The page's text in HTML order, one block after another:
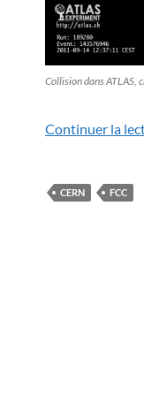
Collision dans ATLAS,
Continuer la
CERN FCC